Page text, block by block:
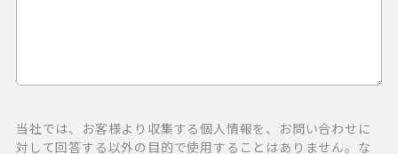
当社では、お客様より収集する個人情報を、お問い合わせに
対して回答する以外の目的で使用することはありません。な